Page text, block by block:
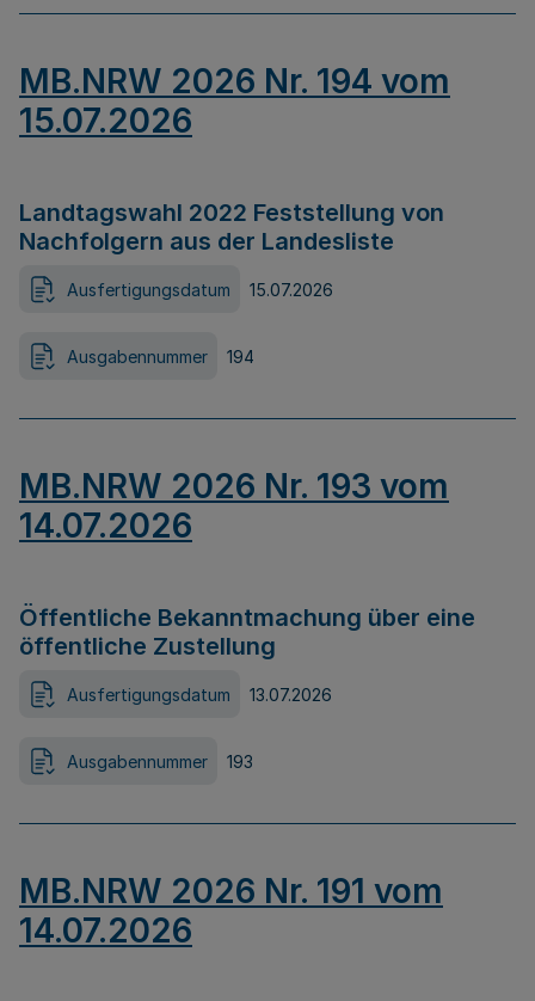
MB.NRW 2026 Nr. 194 vom
15.07.2026
Landtagswahl 2022 Feststellung von
Nachfolgern aus der Landesliste
Ausfertigungsdatum 15.07.2026
Ausgabennummer 194
MB.NRW 2026 Nr. 193 vom
14.07.2026
Öffentliche Bekanntmachung über eine
öffentliche Zustellung
Ausfertigungsdatum 13.07.2026
Ausgabennummer 193
MB.NRW 2026 Nr. 191 vom
14.07.2026